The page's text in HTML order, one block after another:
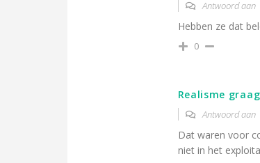
Antwoord aan
Hebben ze dat
0
Realisme graag
Antwoord aan
Dat waren voor
niet in het